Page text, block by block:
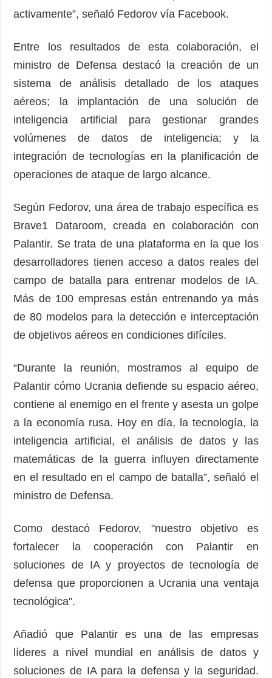
activamente”, señaló Fedorov vía Facebook.
Entre los resultados de esta colaboración, el
ministro de Defensa destacó la creación de un
sistema de análisis detallado de los ataques
aéreos; la implantación de una solución de
inteligencia artificial para gestionar grandes
volúmenes de datos de inteligencia; y la
integración de tecnologías en la planificación de
operaciones de ataque de largo alcance.
Según Fedorov, una área de trabajo específica es
Brave1 Dataroom, creada en colaboración con
Palantir. Se trata de una plataforma en la que los
desarrolladores tienen acceso a datos reales del
campo de batalla para entrenar modelos de IA.
Más de 100 empresas están entrenando ya más
de 80 modelos para la detección e interceptación
de objetivos aéreos en condiciones difíciles.
“Durante la reunión, mostramos al equipo de
Palantir cómo Ucrania defiende su espacio aéreo,
contiene al enemigo en el frente y asesta un golpe
a la economía rusa. Hoy en día, la tecnología, la
inteligencia artificial, el análisis de datos y las
matemáticas de la guerra influyen directamente
en el resultado en el campo de batalla”, señaló el
ministro de Defensa.
Como destacó Fedorov, "nuestro objetivo es
fortalecer la cooperación con Palantir en
soluciones de IA y proyectos de tecnología de
defensa que proporcionen a Ucrania una ventaja
tecnológica".
Añadió que Palantir es una de las empresas
líderes a nivel mundial en análisis de datos y
soluciones de IA para la defensa y la seguridad.